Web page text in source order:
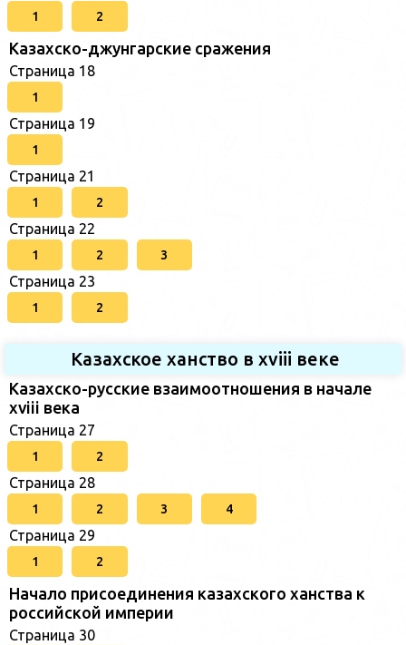
1 2
Казахско-джунгарские сражения
Страница 18
1
Страница 19
1
Страница 21
1 2
Страница 22
1 2 3
Страница 23
1 2
Казахское ханство в хviii веке
Казахско-русские взаимоотношения в начале
xviii века
Страница 27
1 2
Страница 28
1 2 3 4
Страница 29
1 2
Начало присоединения казахского ханства к
российской империи
Страница 30